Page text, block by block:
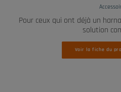
Pour ceux qui ont déjà un
solution
Voir la fiche du